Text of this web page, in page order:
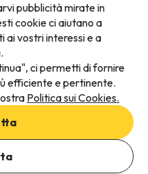
pubblicità mirate in
cookie ci aiutano a
ai vostri interessi e a
ci permetti di fornire
efficiente e pertinente.
Politica sui Cookies.